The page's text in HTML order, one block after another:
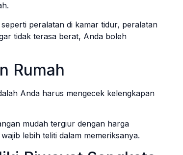
peralatan di kamar tidur, peralatan
tidak terasa berat, Anda boleh
Rumah
Anda harus mengecek kelengkapan
mudah tergiur dengan harga
lebih teliti dalam memeriksanya.